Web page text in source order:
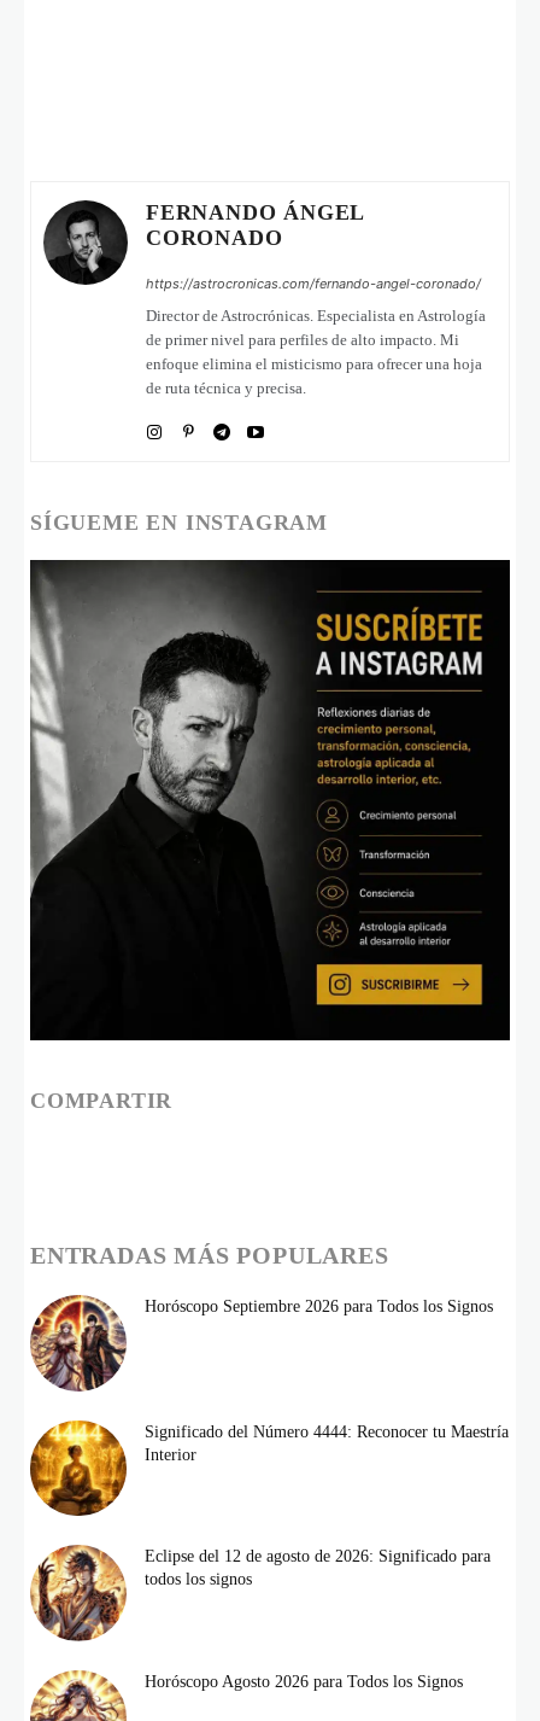
FERNANDO ÁNGEL
CORONADO
https://astrocronicas.com/fernando-angel-coronado/
Director de Astrocrónicas. Especialista en Astrología
de primer nivel para perfiles de alto impacto. Mi
enfoque elimina el misticismo para ofrecer una hoja
de ruta técnica y precisa.
SÍGUEME EN INSTAGRAM
COMPARTIR
ENTRADAS MÁS POPULARES
Horóscopo Septiembre 2026 para Todos los Signos
Significado del Número 4444: Reconocer tu Maestría
Interior
Eclipse del 12 de agosto de 2026: Significado para
todos los signos
Horóscopo Agosto 2026 para Todos los Signos